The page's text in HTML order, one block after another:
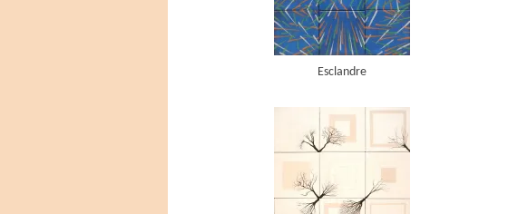
Esclandre